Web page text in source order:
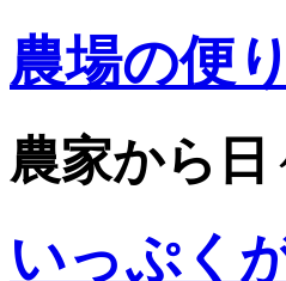
農場の便
農家から
いっぷく